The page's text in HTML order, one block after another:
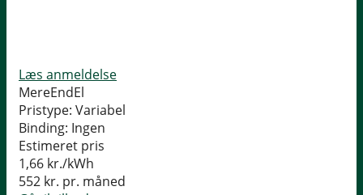
Læs anmeldelse
MereEndEl
Pristype: Variabel
Binding: Ingen
Estimeret pris
1,66 kr./kWh
552 kr. pr. måned